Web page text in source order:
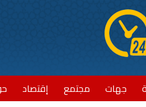
جهات مجتمع إقتصاد